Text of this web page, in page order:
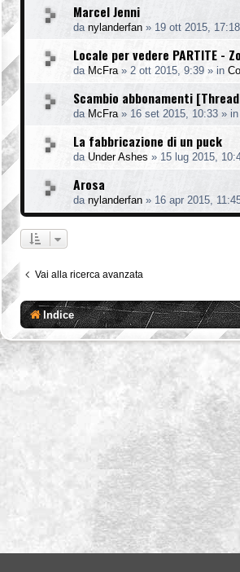
Marcel Jenni
da nylanderfan » 19 ott 2015, 17:18
Locale per vedere PARTITE -
da McFra » 2 ott 2015, 9:39 » in
Scambio abbonamenti
da McFra » 16 set 2015, 10:33 » in
La fabbricazione di un puck
da Under Ashes » 15 lug 2015,
Arosa
da nylanderfan » 16 apr 2015,
Vai alla ricerca avanzata
Indice